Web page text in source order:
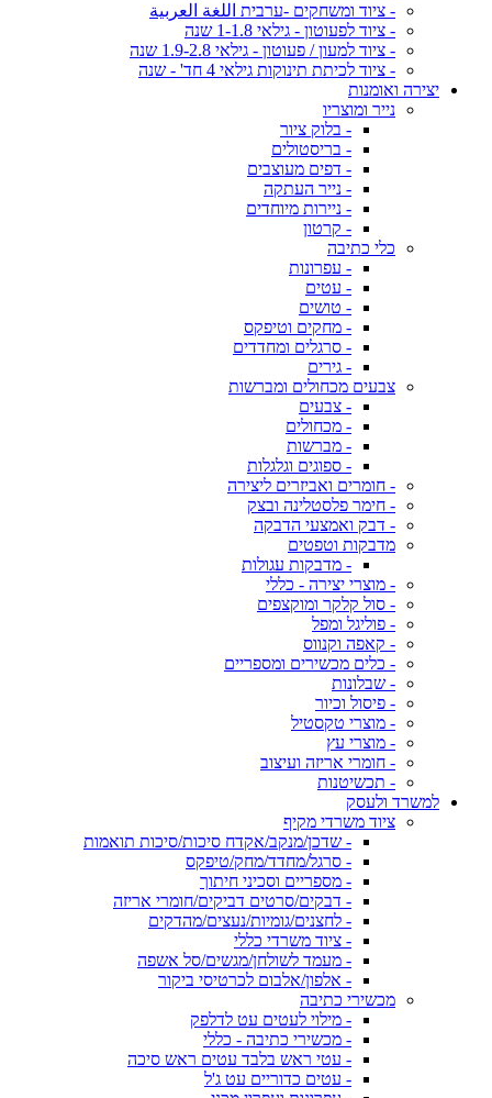
- ציוד ומשחקים -ערבית اللغة العربية
- ציוד לפעוטון - גילאי 1-1.8 שנה
- ציוד למעון / פעוטון - גילאי 1.9-2.8 שנה
- ציוד לכיתת תינוקות גילאי 4 חד' - שנה
יצירה ואומנות
נייר ומוצריו
- בלוק ציור
- בריסטולים
- דפים מעוצבים
- נייר העתקה
- ניירות מיוחדים
- קרטון
כלי כתיבה
- עפרונות
- עטים
- טושים
- מחקים וטיפקס
- סרגלים ומחדדים
- גירים
צבעים מכחולים ומברשות
- צבעים
- מכחולים
- מברשות
- ספוגים וגלגלות
- חומרים ואביזרים ליצירה
- חימר פלסטלינה ובצק
- דבק ואמצעי הדבקה
מדבקות וטפטים
- מדבקות עגולות
- מוצרי יצירה - כללי
- סול קלקר ומוקצפים
- פוליגל ומפל
- קאפה וקנווס
- כלים מכשירים ומספריים
- שבלונות
- פיסול וכיור
- מוצרי טקסטיל
- מוצרי עץ
- חומרי אריזה ועיצוב
- תכשיטנות
למשרד ולעסק
ציוד משרדי מקיף
- שדכן/מנקב/אקדח סיכות/סיכות תואמות
- סרגל/מחדד/מחק/טיפקס
- מספריים וסכיני חיתוך
- דבקים/סרטים דביקים/חומרי אריזה
- לחצנים/גומיות/נעצים/מהדקים
- ציוד משרדי כללי
- מעמד לשולחן/מגשים/סל אשפה
- אלפון/אלבום לכרטיסי ביקור
מכשירי כתיבה
- מילוי לעטים עט לדלפק
- מכשירי כתיבה - כללי
- עטי ראש בלבד עטים ראש סיכה
- עטים כדוריים עט ג'ל